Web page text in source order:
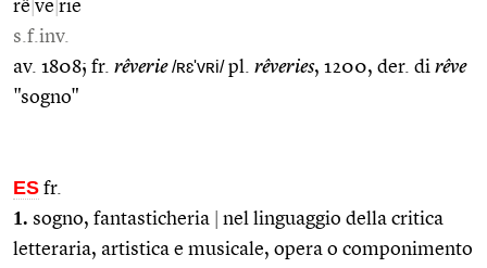
rê ve rie
s.f.inv.
av. 1808; fr. rêverie /ʀɛ'vʀi/pl. rêveries, 1200, der. di rêve
"sogno"
ES fr.
1. sogno, fantasticheria
nel linguaggio della critica
letteraria, artistica e musicale, opera o componimento